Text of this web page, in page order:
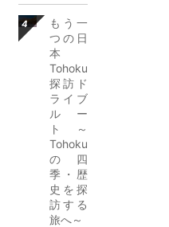
もう一
つの日
本
Tohoku
探訪ド
ライブ
ルー
ト ～
Tohoku
の四
季・歴
史を探
訪する
旅へ～
詳細はこち
ら